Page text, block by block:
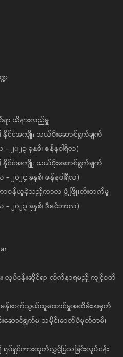
ဍ
ာ သိနားလည်မှု
နိုင်ငံအကျိုး သယ်ပိုးဆောင်ရွက်ချက်
- ၂၀၂၃ ခုနှစ်၊ ဇန်နဝါရီလ)
နိုင်ငံအကျိုး သယ်ပိုးဆောင်ရွက်ချက်
- ၂၀၂၄ ခုနှစ်၊ ဇန်နဝါရီလ)
တာဝန်ယူခဲ့သည့်ကာလ ဖွံ့ဖြိုးတိုးတက်မှု
- ၂၀၂၃ ခုနှစ်၊ ဒီဇင်ဘာလ)
လုပ်ငန်းဆိုင်ရာ လိုက်နာရမည့် ကျင့်ဝတ်
သံတမန်ဆက်သွယ်ထူထောင်မှုအထိမ်းအမှတ်
ါင်းဆောင်ရွက်မှု သမိုင်းဓာတ်ပုံမှတ်တမ်း
င်ကားထုတ်လွှင့်ပြသခြင်းလုပ်ငန်း